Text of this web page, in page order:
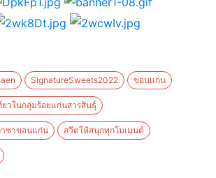
SignatureSweets2022 ขอนแก่น
ยวในกลุ่มร้อยแก่นสารสินธุ์
ซาขอนแก่น สวีตให้สนุกทุกโมเมนต์